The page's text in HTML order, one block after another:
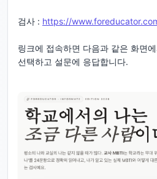
검사 : https://
링크에 접속하면 다음과 같은 화면
선택하고 설문에 응답합니다.